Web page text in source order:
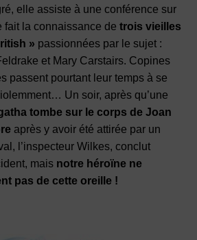
elle assiste à une conférence sur
fait la connaissance de trois vieilles
» passionnées par le sujet :
et Mary Carstairs. Copines
passent pourtant leur temps à se
Un soir, après qu’une
tombe sur le corps de Joan
après y avoir été attirée par un
l’inspecteur Wilkes, conclut
mais notre héroïne ne
pas de cette oreille !